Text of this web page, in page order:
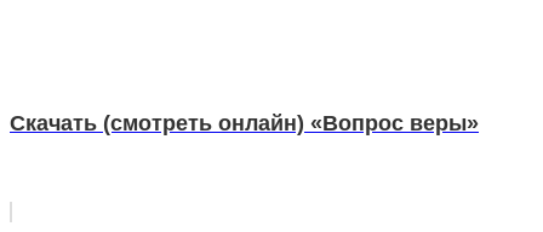
Скачать (смотреть онлайн) «Вопрос веры»